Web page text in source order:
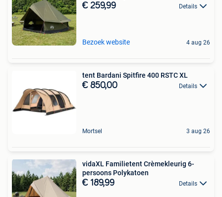
€ 259,99 Details
Bezoek website 4 aug 26
tent Bardani Spitfire 400 RSTC XL
€ 850,00 Details
Mortsel 3 aug 26
vidaXL Familietent Crèmekleurig 6-
persoons Polykatoen
€ 189,99 Details